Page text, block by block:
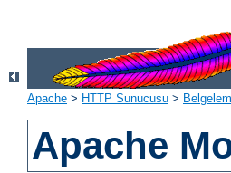
Apache > HTTP Sunucusu >
Apache